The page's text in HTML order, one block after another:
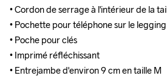
• Cordon de serrage à l'intérieur de la
• Pochette pour téléphone sur le
• Poche pour clés
• Imprimé réfléchissant
• Entrejambe d'environ 9 cm en taille M
• Cordon de serrage à l'intérieur de la
• Pochette pour téléphone sur le
• Poche pour clés
• Imprimé réfléchissant
• Entrejambe d'environ 9 cm en taille M